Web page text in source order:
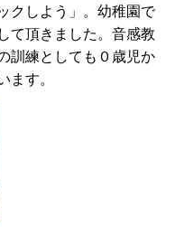
クしよう」。幼稚園で
て頂きました。音感教
訓練としても０歳児か
す。